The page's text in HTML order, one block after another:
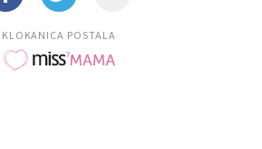
KLOKANICA POSTALA